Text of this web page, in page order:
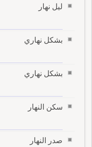
ليل نهار
بشكل نهاري
بشكل نهاري
سكن النهار
صدر النهار